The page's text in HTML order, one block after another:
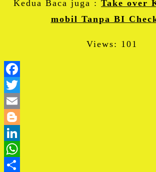
Kedua Baca juga : Take over
mobil Tanpa BI
Views: 101